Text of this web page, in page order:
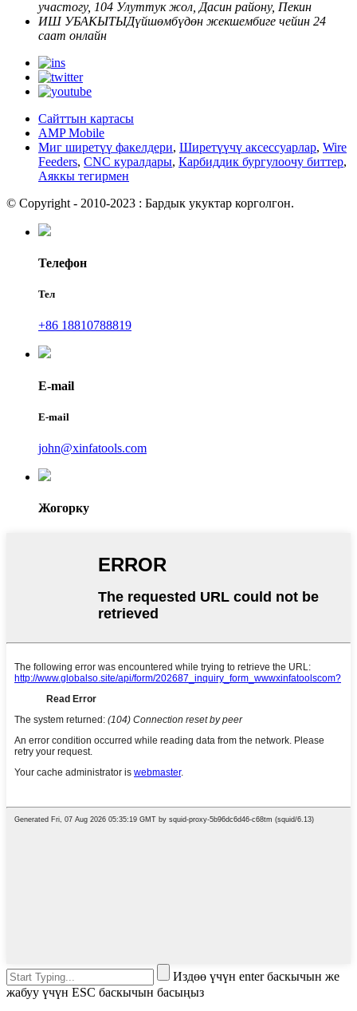
участогу, 104 Улуттук жол, Дасин району, Пекин
ИШ УБАКЫТЫДүйшөмбүдөн жекшембиге чейин 24
саат онлайн
Сайттын картасы
AMP Mobile
Миг ширетүү факелдери, Ширетүүчү аксессуарлар, Wire
Feeders, CNC куралдары, Карбиддик бургулоочу биттер,
Аяккы тегирмен
© Copyright - 2010-2023 : Бардык укуктар корголгон.
Телефон
Тел
+86 18810788819
E-mail
E-mail
john@xinfatools.com
Жогорку
Издөө үчүн enter баскычын же
жабуу үчүн ESC баскычын басыңыз